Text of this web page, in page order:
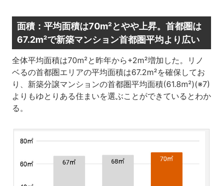
面積：平均面積は70m²とやや上昇。首都圏は
67.2m²で新築マンション首都圏平均より広い
全体平均面積は70m²と昨年から+2m²増加した。リノ
ベるの首都圏エリアの平均面積は67.2m²を確保してお
り、新築分譲マンションの首都圏平均面積(61.8m²)(※7)
よりもゆとりある住まいを選ぶことができているとわか
る。